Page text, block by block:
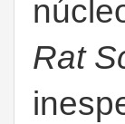
Rat